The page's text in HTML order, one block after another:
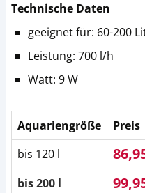
Technische Daten
geeignet für: 60-200
Leistung: 700 l/h
Watt: 9 W
Aquariengröße
Preis
bis 120 l
bis 200 l